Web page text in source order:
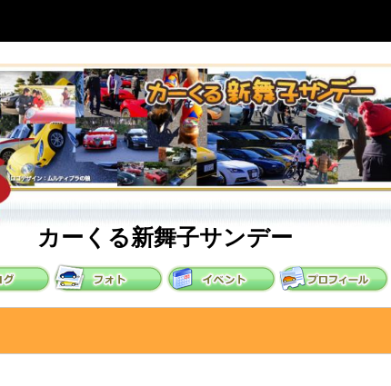
カーくる新舞子サンデー